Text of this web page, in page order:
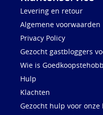
Levering en retour
Algemene voorwaarden
Privacy Policy
Gezocht gastbloggers
Wie is
Hulp
Klachten
Gezocht hulp voor onze